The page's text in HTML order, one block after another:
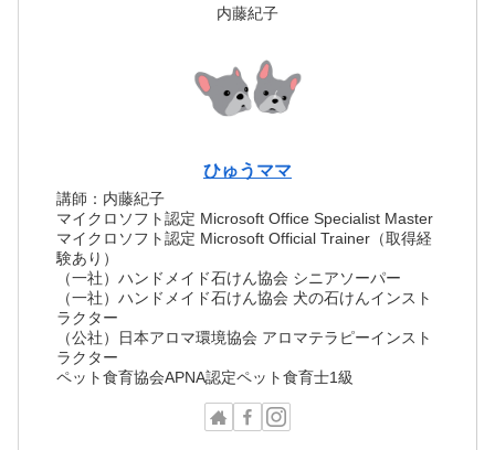
内藤紀子
ひゅうママ
講師：内藤紀子
マイクロソフト認定 Microsoft Office Specialist Master
マイクロソフト認定 Microsoft Official Trainer（取得経
験あり）
（一社）ハンドメイド石けん協会 シニアソーパー
（一社）ハンドメイド石けん協会 犬の石けんインスト
ラクター
（公社）日本アロマ環境協会 アロマテラピーインスト
ラクター
ペット食育協会APNA認定ペット食育士1級